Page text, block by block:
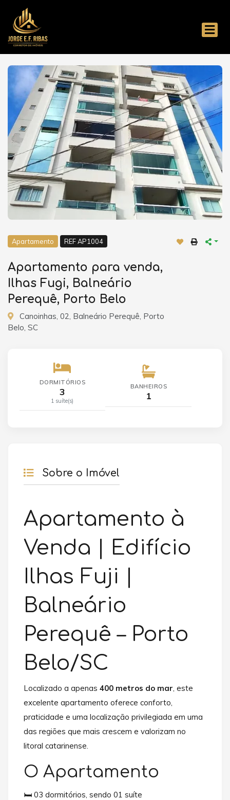
Apartamento REF AP1004
Apartamento para venda,
Ilhas Fugi, Balneário
Perequê, Porto Belo
Canoinhas, 02, Balneário Perequê, Porto
Belo, SC
DORMITÓRIOS
3
1 suíte(s)
BANHEIROS
1
Sobre o Imóvel
Apartamento à
Venda | Edifício
Ilhas Fuji |
Balneário
Perequê – Porto
Belo/SC
Localizado a apenas 400 metros do mar, este
excelente apartamento oferece conforto,
praticidade e uma localização privilegiada em uma
das regiões que mais crescem e valorizam no
litoral catarinense.
O Apartamento
🛏️ 03 dormitórios, sendo 01 suíte